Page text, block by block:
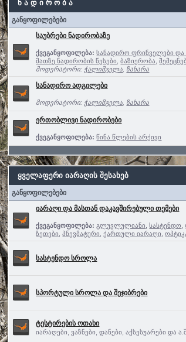
ნ ა დ ი რ ო ბ ა
განყოფილებები
საუბრები ნადირობაზე
ქვეგანყოფილება: სანადირო ფრინველები და
მათზე ნადირობის წესები ,ბაზიერობა ,
მოდერატორი: ჭალიმგელა ზახარა
სანადირო ადგილები
მოდერატორი: ჭალიმგელა ზახარა
ერთობლივი ნადირობები
ქვეგანყოფილება: წინა წლების არქივი
ყველაფერი იარაღის შესახებ
განყოფილებები
იარაღი და მასთან დაკავშირებული თემები
ქვეგანყოფილება: გლუვლულიანი ,სასტენდო ,
ზეთები ,პნევმატური ,ქართული იარაღი ,
სასტენდო სროლა
სპორტული სროლა და შეჯიბრები
ტესტირების ოთახი
იარაღები, ვაზნები, დანები, აქსესუარები და ა.შ.